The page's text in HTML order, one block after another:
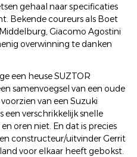
gehaal naar specificaties
Bekende coureurs als Boet
Giacomo Agostini
overwinning te danken
een heuse SUZTOR
samenvoegsel van een oude
van een Suzuki
verschrikkelijk snelle
oren niet. En dat is precies
constructeur/uitvinder Gerrit
voor elkaar heeft gebokst.